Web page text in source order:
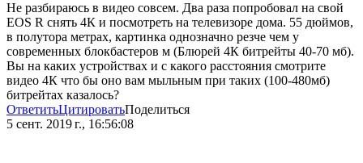
Не разбираюсь в видео совсем. Два раза попробовал на свой
EOS R снять 4К и посмотреть на телевизоре дома. 55 дюймов,
в полутора метрах, картинка однозначно резче чем у
современных блокбастеров м (Блюрей 4К битрейты 40-70 мб).
Вы на каких устройствах и с какого расстояния смотрите
видео 4К что бы оно вам мыльным при таких (100-480мб)
битрейтах казалось?
ОтветитьЦитироватьПоделиться
5 сент. 2019 г., 16:56:08